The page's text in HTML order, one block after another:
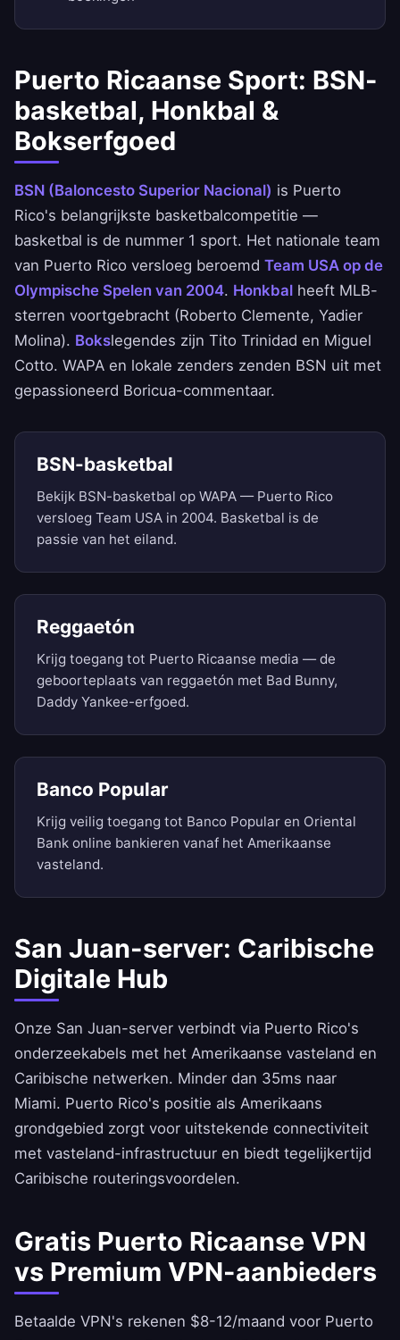
Puerto Ricaanse Sport: BSN-
basketbal, Honkbal &
Bokserfgoed
BSN (Baloncesto Superior Nacional) is Puerto
Rico's belangrijkste basketbalcompetitie —
basketbal is de nummer 1 sport. Het nationale team
van Puerto Rico versloeg beroemd Team USA op de
Olympische Spelen van 2004. Honkbal heeft MLB-
sterren voortgebracht (Roberto Clemente, Yadier
Molina). Bokslegendes zijn Tito Trinidad en Miguel
Cotto. WAPA en lokale zenders zenden BSN uit met
gepassioneerd Boricua-commentaar.
BSN-basketbal
Bekijk BSN-basketbal op WAPA — Puerto Rico
versloeg Team USA in 2004. Basketbal is de
passie van het eiland.
Reggaetón
Krijg toegang tot Puerto Ricaanse media — de
geboorteplaats van reggaetón met Bad Bunny,
Daddy Yankee-erfgoed.
Banco Popular
Krijg veilig toegang tot Banco Popular en Oriental
Bank online bankieren vanaf het Amerikaanse
vasteland.
San Juan-server: Caribische
Digitale Hub
Onze San Juan-server verbindt via Puerto Rico's
onderzeekabels met het Amerikaanse vasteland en
Caribische netwerken. Minder dan 35ms naar
Miami. Puerto Rico's positie als Amerikaans
grondgebied zorgt voor uitstekende connectiviteit
met vasteland-infrastructuur en biedt tegelijkertijd
Caribische routeringsvoordelen.
Gratis Puerto Ricaanse VPN
vs Premium VPN-aanbieders
Betaalde VPN's rekenen $8-12/maand voor Puerto